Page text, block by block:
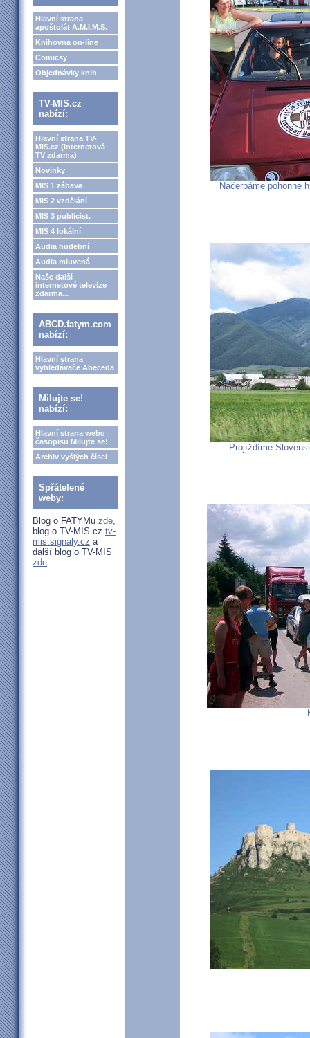
Hlavní strana
apoštolát A.M.I.M.S.
Knihovna on-line
Comicsy
Objednávky knih
TV-MIS.cz
nabízí:
Hlavní strana TV-
MIS.cz (internetová
TV zdarma)
Novinky
MIS 1 zábava
MIS 2 vzdělání
MIS 3 publicist.
MIS 4 lokální
Audia hudební
Audia mluvená
Naše další
internetové televize
zdarma...
ABCD.fatym.com
nabízí:
Hlavní strana
vyhledávače Abeceda
Milujte se!
nabízí:
Hlavní strana webu
časopisu Milujte se!
Archiv vyšlých čísel
Spřátelené
weby:
Blog o FATYMu zde,
blog o TV-MIS.cz tv-
mis.signaly.cz a
další blog o TV-MIS
zde.
Načerpáme pohonné
Projíždíme